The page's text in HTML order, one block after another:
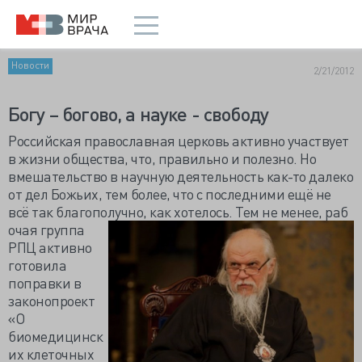
Новости 2/21/2012
Богу – богово, а науке - свободу
Российская православная церковь активно участвует
в жизни общества, что, правильно и полезно. Но
вмешательство в научную деятельность как-то далеко
от дел Божьих, тем более, что с последними ещё не
всё так благополучно, как хотелось. Тем не менее, раб
очая группа
РПЦ активно
готовила
поправки в
законопроект
«О
биомедицинск
их клеточных